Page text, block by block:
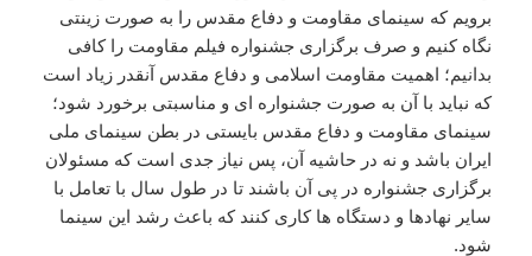
برویم که سینمای مقاومت و دفاع مقدس را به صورت زینتی
نگاه کنیم و صرف برگزاری جشنواره فیلم مقاومت را کافی
بدانیم؛ اهمیت مقاومت اسلامی و دفاع مقدس آنقدر زیاد است
که نباید با آن به صورت جشنواره ای و مناسبتی برخورد شود؛
سینمای مقاومت و دفاع مقدس بایستی در بطن سینمای ملی
ایران باشد و نه در حاشیه آن، پس نیاز جدی است که مسئولان
برگزاری جشنواره در پی آن باشند تا در طول سال با تعامل با
سایر نهادها و دستگاه ها کاری کنند که باعث رشد این سینما
شود.